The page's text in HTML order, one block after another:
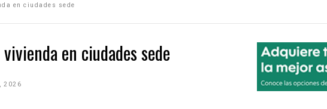
en ciudades sede
en ciudades sede
2026